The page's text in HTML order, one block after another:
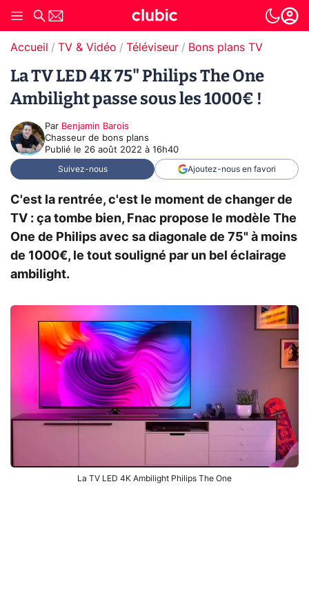
Accueil TV & Vidéo Téléviseur Bons plans TV
La TV LED 4K 75" Philips The One
Ambilight passe sous les 1000€ !
Par Benjamin Barois
Chasseur de bons plans
Publié le 26 août 2022 à 16h40
Suivez-nous Ajoutez-nous en favori
C'est la rentrée, c'est le moment de changer de
TV : ça tombe bien, Fnac propose le modèle The
One de Philips avec sa diagonale de 75" à moins
de 1000€, le tout souligné par un bel éclairage
ambilight.
La TV LED 4K Ambilight Philips The One